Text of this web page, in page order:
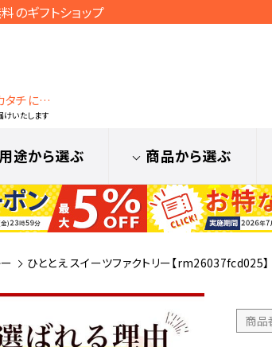
ギフトショップ
タチに…
いたします
用途から選ぶ 商品から選ぶ
ひととえ スイーツファクトリー【rm26037fcd025】
商品